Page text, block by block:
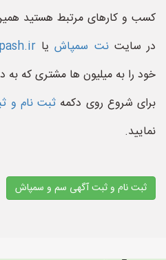
کسب و کارهای مرتبط هستید
در سایتنت سمپاشیا
خود را به میلیون ها مشتری که به
برای شروع روی دکمه ثبت نام و
نمایید.
ثبت نام و ثبت آگهی سم و سمپاش